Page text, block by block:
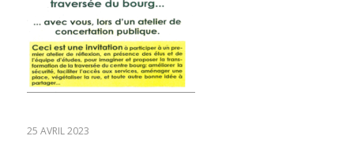
25 AVRIL 2023